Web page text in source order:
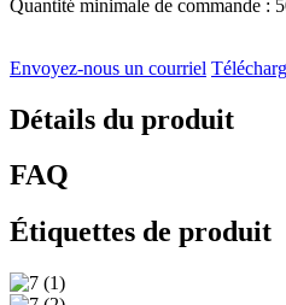
Quantité minimale de commande :
Envoyez-nous un courriel
Détails du produit
FAQ
Étiquettes de produit